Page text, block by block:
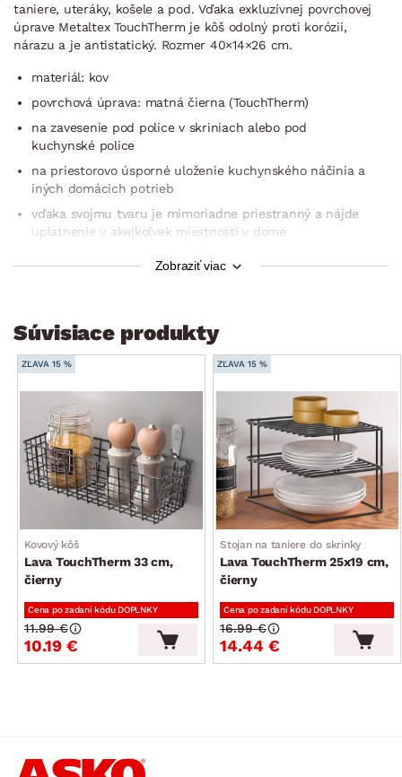
taniere, uteráky, košele a pod. Vďaka exkluzívnej povrchovej
úprave Metaltex TouchTherm je kôš odolný proti korózii,
nárazu a je antistatický. Rozmer 40×14×26 cm.
materiál: kov
povrchová úprava: matná čierna (TouchTherm)
na zavesenie pod police v skriniach alebo pod
kuchynské police
na priestorovo úsporné uloženie kuchynského náčinia a
iných domácich potrieb
vďaka svojmu tvaru je mimoriadne priestranný a nájde
uplatnenie v akejkoľvek miestnosti v dome
uložené a vždy po ruke
jednoduchá montáž bez náradia
rozmer: 40×14×26 cm
Zobraziť viac
Súvisiace produkty
ZĽAVA 15 %
Kovový kôš
Lava TouchTherm 33 cm,
čierny
Cena po zadaní kódu DOPLNKY
10.19 €
11.99 €
ZĽAVA 15 %
Stojan na taniere do skrinky
Lava TouchTherm 25x19 cm,
čierny
Cena po zadaní kódu DOPLNKY
14.44 €
16.99 €